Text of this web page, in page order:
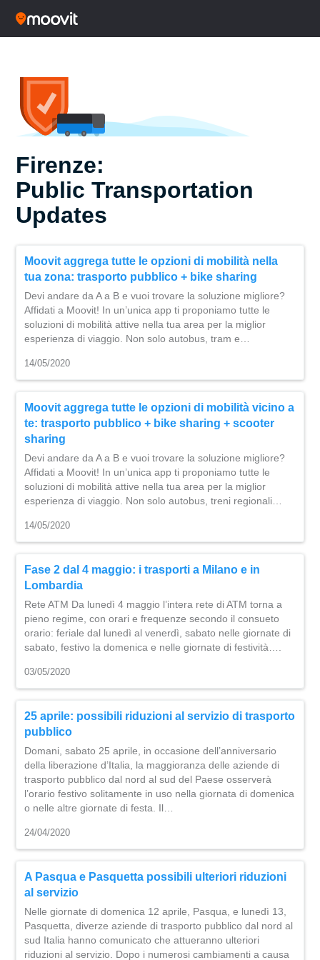
Firenze:
Public Transportation
Updates
Moovit aggrega tutte le opzioni di mobilità nella
tua zona: trasporto pubblico + bike sharing
Devi andare da A a B e vuoi trovare la soluzione migliore?
Affidati a Moovit! In un’unica app ti proponiamo tutte le
soluzioni di mobilità attive nella tua area per la miglior
esperienza di viaggio. Non solo autobus, tram e…
14/05/2020
Moovit aggrega tutte le opzioni di mobilità vicino a
te: trasporto pubblico + bike sharing + scooter
sharing
Devi andare da A a B e vuoi trovare la soluzione migliore?
Affidati a Moovit! In un’unica app ti proponiamo tutte le
soluzioni di mobilità attive nella tua area per la miglior
esperienza di viaggio. Non solo autobus, treni regionali…
14/05/2020
Fase 2 dal 4 maggio: i trasporti a Milano e in
Lombardia
Rete ATM Da lunedì 4 maggio l’intera rete di ATM torna a
pieno regime, con orari e frequenze secondo il consueto
orario: feriale dal lunedì al venerdì, sabato nelle giornate di
sabato, festivo la domenica e nelle giornate di festività….
03/05/2020
25 aprile: possibili riduzioni al servizio di trasporto
pubblico
Domani, sabato 25 aprile, in occasione dell’anniversario
della liberazione d’Italia, la maggioranza delle aziende di
trasporto pubblico dal nord al sud del Paese osserverà
l’orario festivo solitamente in uso nella giornata di domenica
o nelle altre giornate di festa. Il…
24/04/2020
A Pasqua e Pasquetta possibili ulteriori riduzioni
al servizio
Nelle giornate di domenica 12 aprile, Pasqua, e lunedì 13,
Pasquetta, diverze aziende di trasporto pubblico dal nord al
sud Italia hanno comunicato che attueranno ulteriori
riduzioni al servizio. Dopo i numerosi cambiamenti a causa